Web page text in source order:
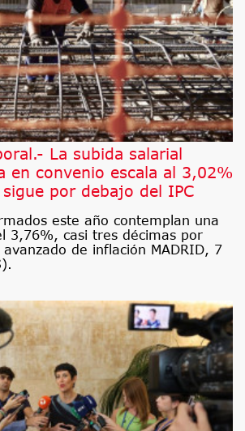
La subida salarial
en convenio escala al 3,02%
por debajo del IPC
este año contemplan una
3,76%, casi tres décimas por
de inflación MADRID, 7